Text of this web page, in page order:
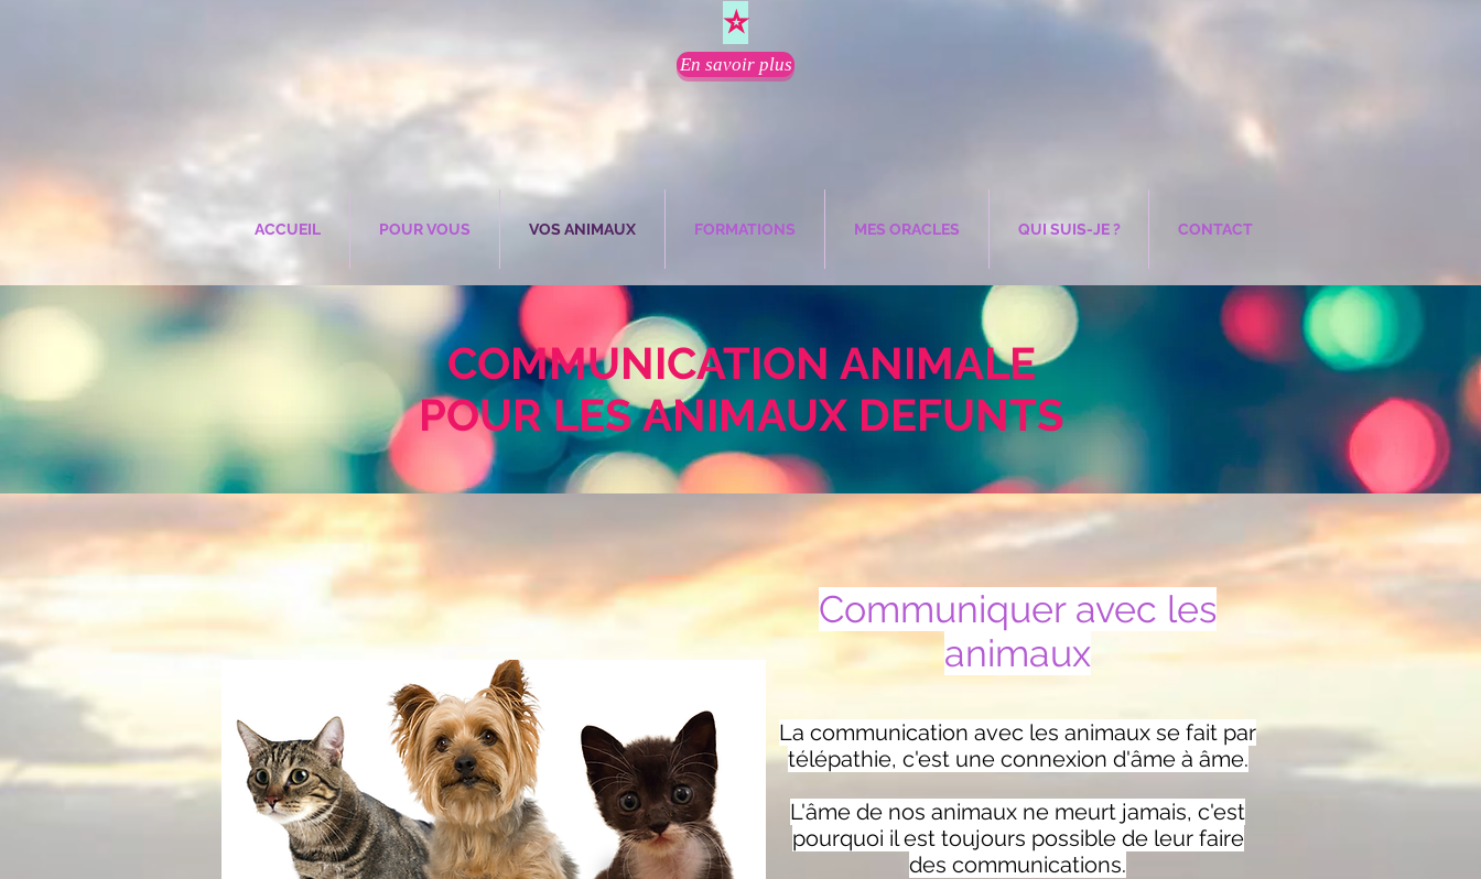
⭐
En savoir plus
ACCUEIL POUR VOUS VOS ANIMAUX FORMATIONS MES ORACLES QUI SUIS-JE ? CONTACT
COMMUNICATION ANIMALE
POUR LES ANIMAUX DEFUNTS
Communiquer avec les
animaux
La communication avec les animaux se fait par
télépathie, c'est une connexion d'âme à âme.
L'âme de nos animaux ne meurt jamais, c'est
pourquoi il est toujours possible de leur faire
des communications.